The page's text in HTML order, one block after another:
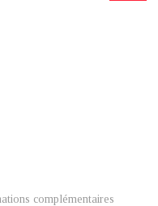
complémentaires